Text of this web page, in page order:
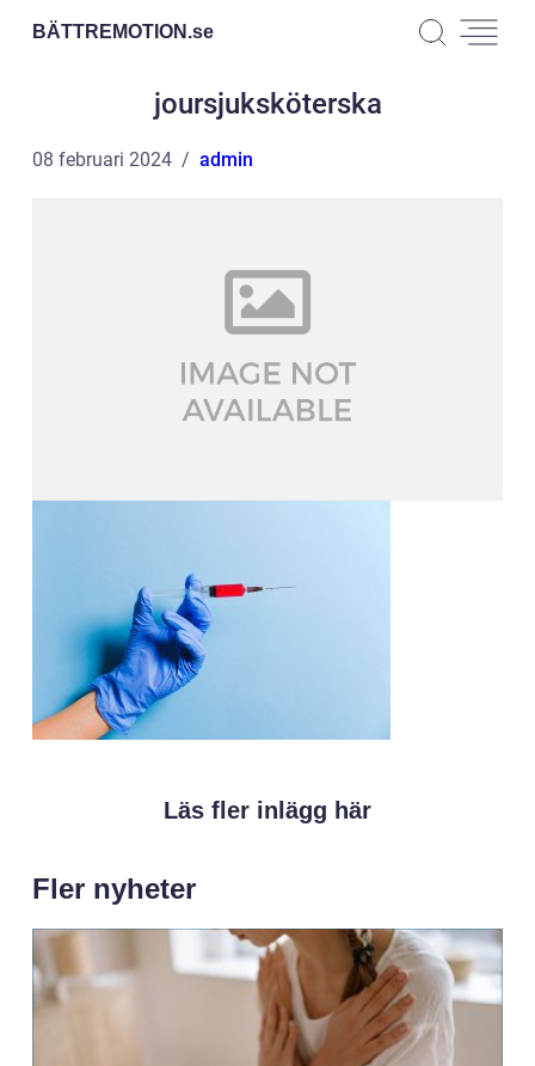
BÄTTREMOTION.se
joursjuksköterska
08 februari 2024 admin
Läs fler inlägg här
Fler nyheter